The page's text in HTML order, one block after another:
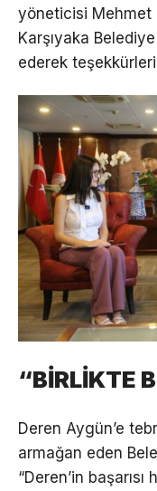
yöneticisi Mehmet
Karşıyaka Belediye
ederek
“BİRLİKTE
Deren Aygün’e
armağan eden
“Deren’in